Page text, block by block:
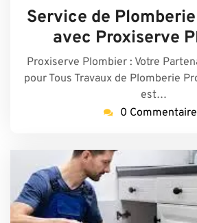
janvier
2026
Service de
avec Proxiserve
Proxiserve Plombier : Votre
pour Tous Travaux de Plomberie
est…
0